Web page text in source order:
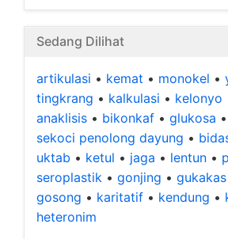
Sedang Dilihat
artikulasi • kemat • monokel •
tingkrang • kalkulasi • kelonyo
anaklisis • bikonkaf • glukosa •
sekoci penolong dayung •
uktab • ketul • jaga • lentun •
seroplastik • gonjing • gukakas
gosong • karitatif • kendung •
heteronim